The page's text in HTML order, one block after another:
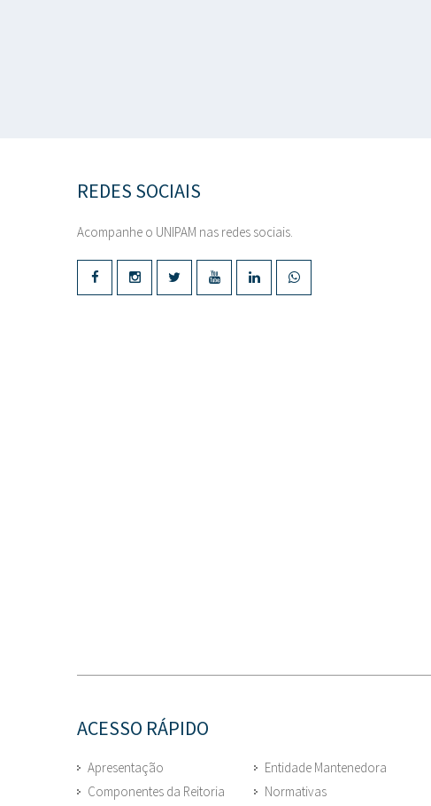
REDES SOCIAIS
Acompanhe o UNIPAM nas redes sociais.
ACESSO RÁPIDO
Apresentação
Componentes da Reitoria
Entidade Mantenedora
Normativas